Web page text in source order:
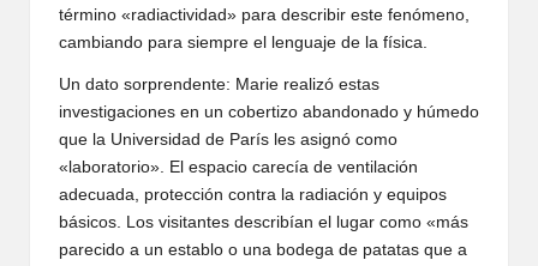
término «radiactividad» para describir este fenómeno,
cambiando para siempre el lenguaje de la física.
Un dato sorprendente: Marie realizó estas
investigaciones en un cobertizo abandonado y húmedo
que la Universidad de París les asignó como
«laboratorio». El espacio carecía de ventilación
adecuada, protección contra la radiación y equipos
básicos. Los visitantes describían el lugar como «más
parecido a un establo o una bodega de patatas que a